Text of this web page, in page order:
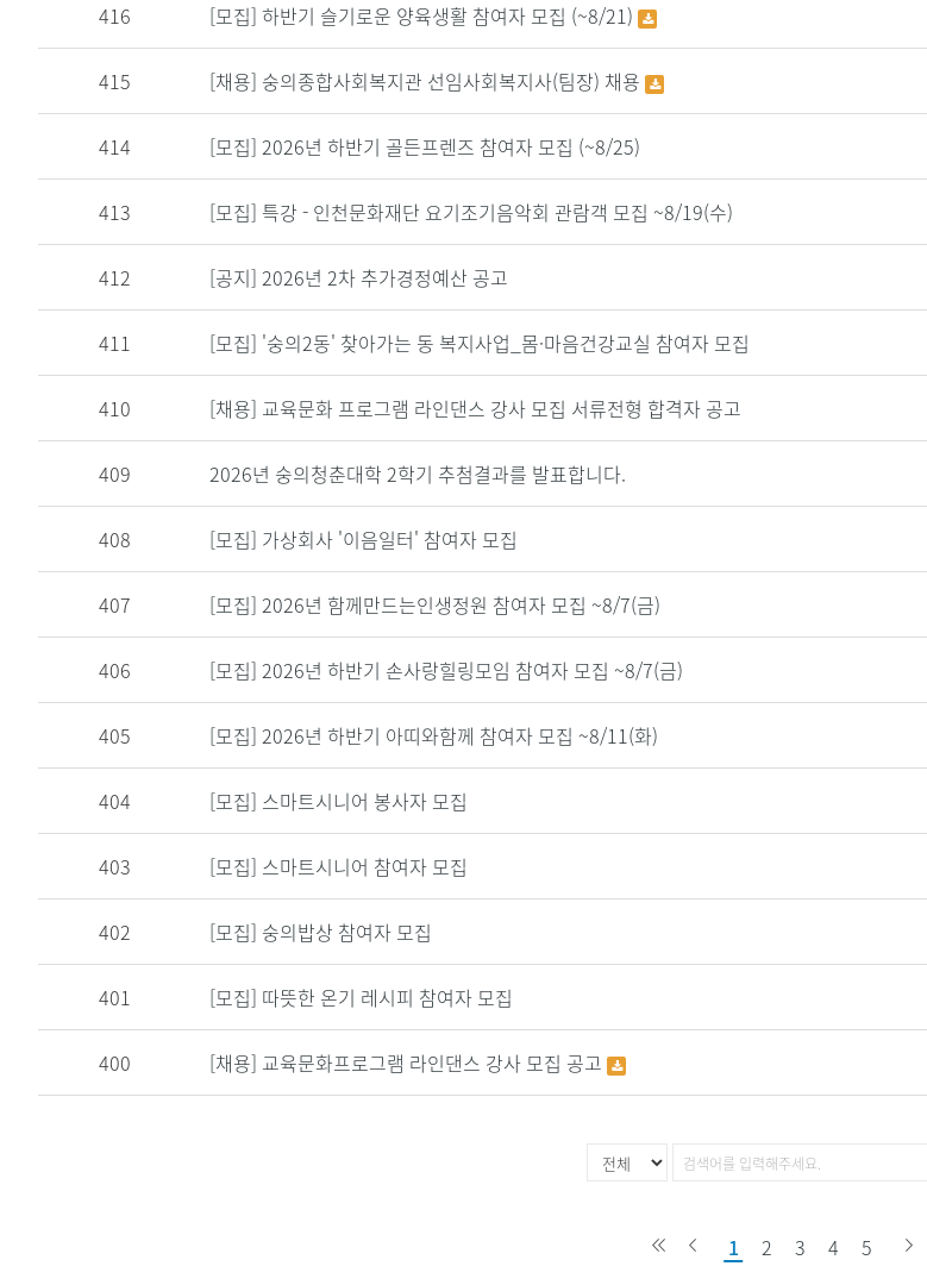
416 [모집] 하반기 슬기로운 양육생활 참여자 모집 (~8/21)
415 [채용] 숭의종합사회복지관 선임사회복지사(팀장) 채용
414 [모집] 2026년 하반기 골든프렌즈 참여자 모집 (~8/25)
413 [모집] 특강 - 인천문화재단 요기조기음악회 관람객 모집 ~8/19(수)
412 [공지] 2026년 2차 추가경정예산 공고
411 [모집] '숭의2동' 찾아가는 동 복지사업_몸·마음건강교실 참여자 모집
410 [채용] 교육문화 프로그램 라인댄스 강사 모집 서류전형 합격자 공고
409 2026년 숭의청춘대학 2학기 추첨결과를 발표합니다.
408 [모집] 가상회사 '이음일터' 참여자 모집
407 [모집] 2026년 함께만드는인생정원 참여자 모집 ~8/7(금)
406 [모집] 2026년 하반기 손사랑힐링모임 참여자 모집 ~8/7(금)
405 [모집] 2026년 하반기 아띠와함께 참여자 모집 ~8/11(화)
404 [모집] 스마트시니어 봉사자 모집
403 [모집] 스마트시니어 참여자 모집
402 [모집] 숭의밥상 참여자 모집
401 [모집] 따뜻한 온기 레시피 참여자 모집
400 [채용] 교육문화프로그램 라인댄스 강사 모집 공고
1 2 3 4 5